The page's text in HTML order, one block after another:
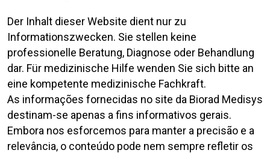
Der Inhalt dieser Website dient nur zu
Informationszwecken. Sie stellen keine
professionelle Beratung, Diagnose oder Behandlung
dar. Für medizinische Hilfe wenden Sie sich bitte an
eine kompetente medizinische Fachkraft.
As informações fornecidas no site da Biorad Medisys
destinam-se apenas a fins informativos gerais.
Embora nos esforcemos para manter a precisão e a
relevância, o conteúdo pode nem sempre refletir os